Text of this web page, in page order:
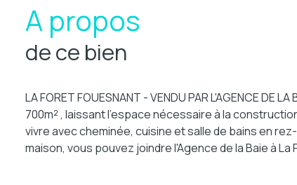
A propos
de ce bien
LA FORET FOUESNANT - VENDU PAR L'AGENCE
700m² , laissant l'espace nécessaire à la
vivre avec cheminée, cuisine et salle de bains en
maison, vous pouvez joindre l'Agence de la Baie à